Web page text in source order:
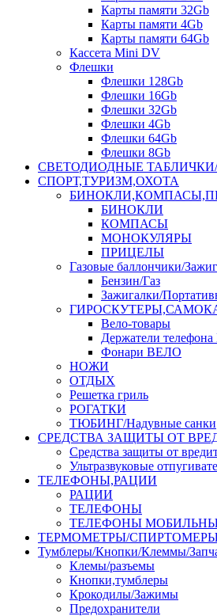
Карты памяти 32Gb
Карты памяти 4Gb
Карты памяти 64Gb
Кассета Mini DV
Флешки
Флешки 128Gb
Флешки 16Gb
Флешки 32Gb
Флешки 4Gb
Флешки 64Gb
Флешки 8Gb
СВЕТОДИОДНЫЕ
СПОРТ,ТУРИЗМ,ОХОТА
БИНОКЛИ
КОМПАСЫ
МОНОКУЛЯРЫ
ПРИЦЕЛЫ
Газовые баллончики/
Бензин/Газ
Зажигалки/
Вело-товары
Держатели
Фонари ВЕЛО
НОЖИ
ОТДЫХ
Решетка гриль
РОГАТКИ
ТЮБИНГ/Надувные санки
СРЕДСТВА ЗАЩИТЫ ОТ
Средства защиты от
Ультразвуковые
ТЕЛЕФОНЫ,РАЦИИ
РАЦИИ
ТЕЛЕФОНЫ
ТЕЛЕФОНЫ
ТЕРМОМЕТРЫ/
Тумблеры/Кнопки/Клеммы/
Клемы/разъемы
Кнопки,тумблеры
Крокодилы/Зажимы
Предохранители